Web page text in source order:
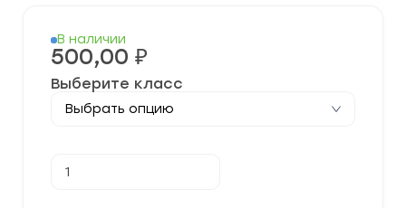
В наличии
500,00 ₽
Выберите класс
товара